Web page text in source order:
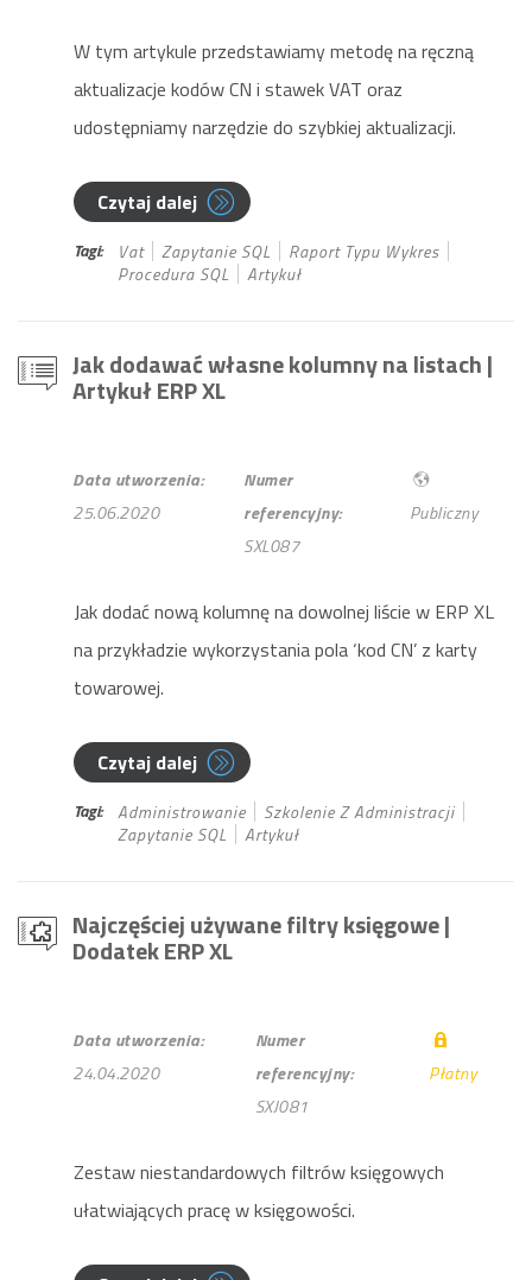
W tym artykule przedstawiamy metodę na ręczną
aktualizacje kodów CN i stawek VAT oraz
udostępniamy narzędzie do szybkiej aktualizacji.
Czytaj dalej
Tagi: Vat Zapytanie SQL
Raport Typu Wykres
Procedura SQL
Artykuł
Jak dodawać własne kolumny na listach|
Artykuł ERP XL
Data utworzenia:
25.06.2020
Numer
referencyjny:
SXL087
Publiczny
Jak dodać nową kolumnę na dowolnej liście w ERP XL
na przykładzie wykorzystania pola ‘kod CN’ z karty
towarowej.
Czytaj dalej
Tagi: Administrowanie
Szkolenie Z Administracji
Zapytanie SQL
Artykuł
Najczęściej używane filtry księgowe|
Dodatek ERP XL
Data utworzenia:
24.04.2020
Numer
referencyjny:
SXJ081
Płatny
Zestaw niestandardowych filtrów księgowych
ułatwiających pracę w księgowości.